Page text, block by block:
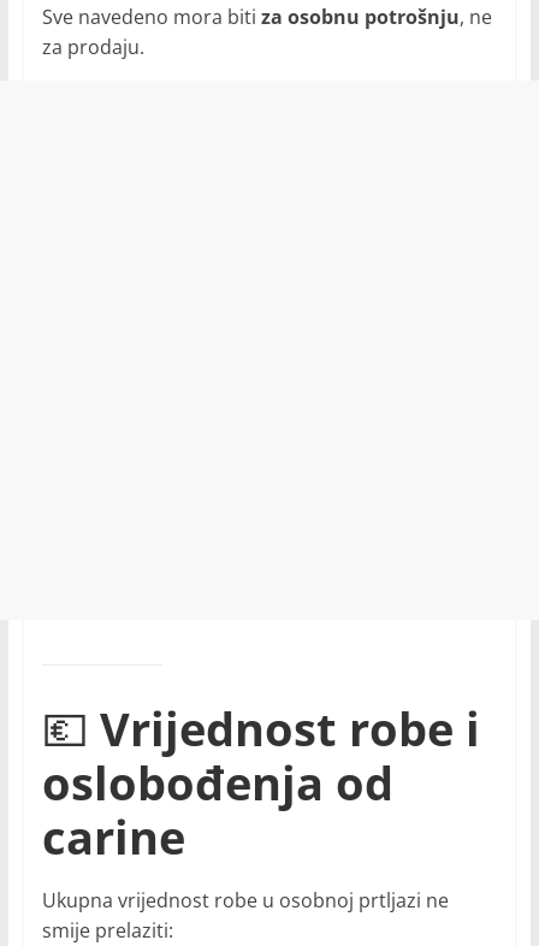
Sve navedeno mora biti za osobnu potrošnju, ne
za prodaju.
💶 Vrijednost robe i
oslobođenja od
carine
Ukupna vrijednost robe u osobnoj prtljazi ne
smije prelaziti: